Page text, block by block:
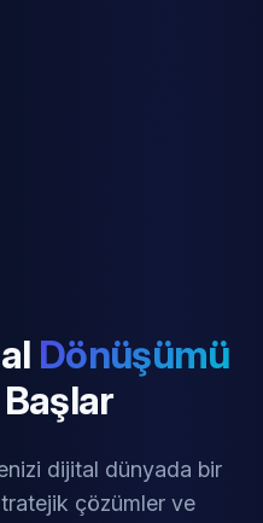
Dönüşümü
dijital dünyada bir
çözümler ve